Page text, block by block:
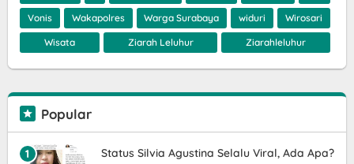
Vonis Wakapolres Warga Surabaya widuri Wirosari
Wisata Ziarah Leluhur Ziarahleluhur
Popular
Status Silvia Agustina Selalu Viral, Ada Apa?